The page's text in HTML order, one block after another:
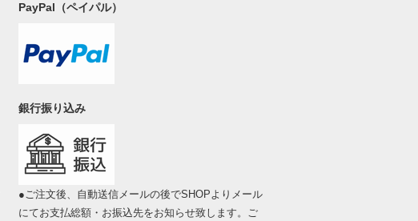
PayPal（ペイパル）
銀行振り込み
●ご注文後、自動送信メールの後でSHOPよりメール
にてお支払総額・お振込先をお知らせ致します。ご